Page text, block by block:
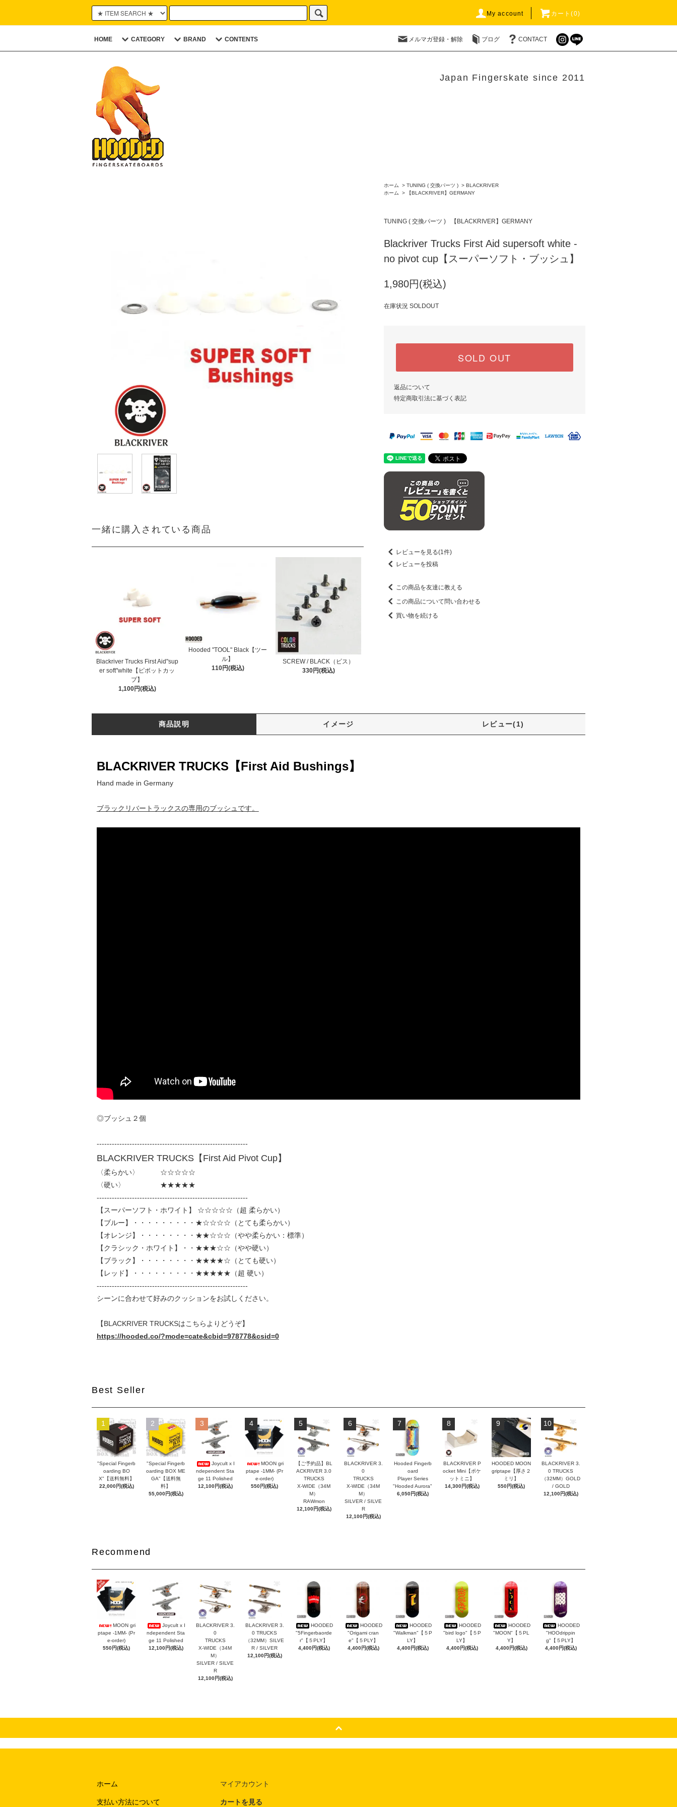
My account カート(0)
HOME CATEGORY BRAND CONTENTS メルマガ登録・解除 ブログ CONTACT
Japan Fingerskate since 2011
一緒に購入されている商品
Blackriver Trucks First Aid"sup
er soft"white【ピボットカッ
プ】
1,100円(税込)
Hooded "TOOL" Black【ツー
ル】
110円(税込)
SCREW / BLACK（ビス）
330円(税込)
ホーム > TUNING ( 交換パーツ ) > BLACKRIVER
ホーム
> 【BLACKRIVER】GERMANY
TUNING ( 交換パーツ ) 【BLACKRIVER】GERMANY
Blackriver Trucks First Aid supersoft white -
no pivot cup【スーパーソフト・ブッシュ】
1,980円(税込)
在庫状況 SOLDOUT
SOLD OUT
返品について
特定商取引法に基づく表記
レビューを見る(1件)
レビューを投稿
この商品を友達に教える
この商品について問い合わせる
買い物を続ける
商品説明 イメージ レビュー(1)
BLACKRIVER TRUCKS【First Aid Bushings】
Hand made in Germany
ブラックリバートラックスの専用のブッシュです。
◎ブッシュ２個
------------------------------------------------------------
BLACKRIVER TRUCKS【First Aid Pivot Cup】
〈柔らかい〉 ☆☆☆☆☆
〈硬い〉 ★★★★★
------------------------------------------------------------
【スーパーソフト・ホワイト】 ☆☆☆☆☆（超 柔らかい）
【ブルー】・・・・・・・・・★☆☆☆☆（とても柔らかい）
【オレンジ】・・・・・・・・★★☆☆☆（やや柔らかい：標準）
【クラシック・ホワイト】・・★★★☆☆（やや硬い）
【ブラック】・・・・・・・・★★★★☆（とても硬い）
【レッド】・・・・・・・・・★★★★★（超 硬い）
------------------------------------------------------------
シーンに合わせて好みのクッションをお試しください。
【BLACKRIVER TRUCKSはこちらよりどうぞ】
https://hooded.co/?mode=cate&cbid=978778&csid=0
Best Seller
1
"Special Fingerb
oarding BO
X"【送料無料】
22,000円(税込)
2
"Special Fingerb
oarding BOX ME
GA"【送料無
料】
55,000円(税込)
3
Joycult x I
ndependent Sta
ge 11 Polished
12,100円(税込)
4
MOON gri
ptape -1MM- (Pr
e-order)
550円(税込)
5
【ご予約品】BL
ACKRIVER 3.0
TRUCKS
X-WIDE（34M
M）
RAWmon
12,100円(税込)
6
BLACKRIVER 3.
0
TRUCKS
X-WIDE（34M
M）
SILVER / SILVE
R
12,100円(税込)
7
Hooded Fingerb
oard
Player Series
"Hooded Aurora"
6,050円(税込)
8
BLACKRIVER P
ocket Mini【ポケ
ットミニ】
14,300円(税込)
9
HOODED MOON
griptape【厚さ２
ミリ】
550円(税込)
10
BLACKRIVER 3.
0 TRUCKS
（32MM）GOLD
/ GOLD
12,100円(税込)
Recommend
MOON gri
ptape -1MM- (Pr
e-order)
550円(税込)
Joycult x I
ndependent Sta
ge 11 Polished
12,100円(税込)
BLACKRIVER 3.
0
TRUCKS
X-WIDE（34M
M）
SILVER / SILVE
R
12,100円(税込)
BLACKRIVER 3.
0 TRUCKS
（32MM）SILVE
R / SILVER
12,100円(税込)
HOODED
"5Fingerbaorde
r"【５PLY】
4,400円(税込)
HOODED
"Origami cran
e"【５PLY】
4,400円(税込)
HOODED
"Walkman"【５P
LY】
4,400円(税込)
HOODED
"bird logo"【５P
LY】
4,400円(税込)
HOODED
"MOON"【５PL
Y】
4,400円(税込)
HOODED
"HOOdrippin
g"【５PLY】
4,400円(税込)
ホーム
支払い方法について
マイアカウント
カートを見る